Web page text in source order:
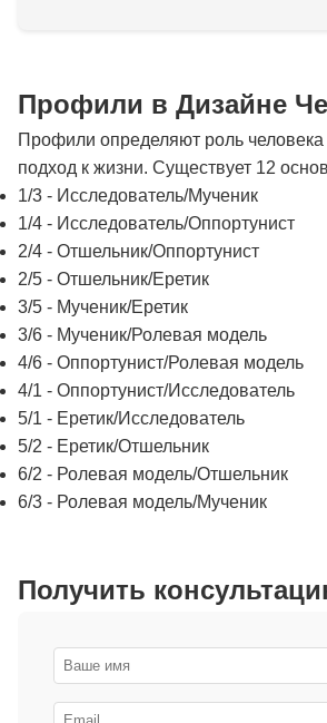
Профили в Дизайне
Профили определяют роль человека
подход к жизни. Существует 12
1/3 - Исследователь/Мученик
1/4 - Исследователь/Оппортунист
2/4 - Отшельник/Оппортунист
2/5 - Отшельник/Еретик
3/5 - Мученик/Еретик
3/6 - Мученик/Ролевая модель
4/6 - Оппортунист/Ролевая модель
4/1 - Оппортунист/Исследователь
5/1 - Еретик/Исследователь
5/2 - Еретик/Отшельник
6/2 - Ролевая модель/Отшельник
6/3 - Ролевая модель/Мученик
Получить